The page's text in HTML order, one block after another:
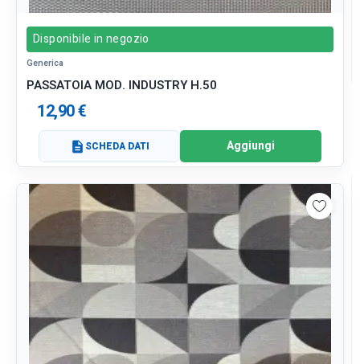
Disponibile in negozio
Generica
PASSATOIA MOD. INDUSTRY H.50
12,90 €
description SCHEDA DATI Aggiungi